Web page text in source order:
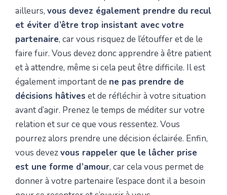
ailleurs, vous devez également prendre du recul
et éviter d’être trop insistant avec votre
partenaire, car vous risquez de l’étouffer et de le
faire fuir. Vous devez donc apprendre à être patient
et à attendre, même si cela peut être difficile. Il est
également important de ne pas prendre de
décisions hâtives et de réfléchir à votre situation
avant d’agir. Prenez le temps de méditer sur votre
relation et sur ce que vous ressentez. Vous
pourrez alors prendre une décision éclairée. Enfin,
vous devezvous rappeler que le lâcher prise
est une forme d’amour, car cela vous permet de
donner à votre partenaire l’espace dont il a besoin